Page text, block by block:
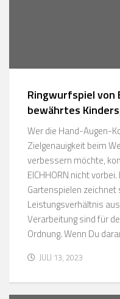
Ringwurfspiel von
bewährtes
Wer die Hand-Augen-
Zielgenauigkeit beim
verbessern möchte,
EICHHORN nicht
Gartenspielen
Leistungsverhältnis
Verarbeitung sind für
Ordnung. Wenn Du
JULI 13, 2023